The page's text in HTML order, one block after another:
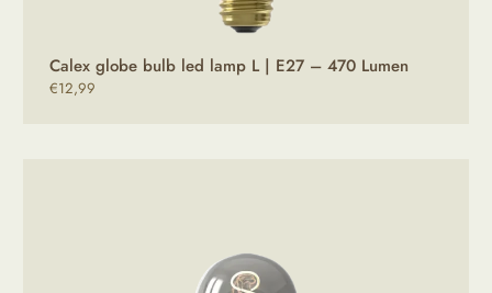
Calex globe bulb led lamp L | E27 – 470 Lumen
€12,99